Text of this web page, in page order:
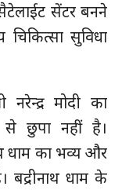
सेंटर बनने
सुविधा
नरेन्द्र मोदी का
से छुपा नहीं है।
धाम का भव्य और
बद्रीनाथ धाम के